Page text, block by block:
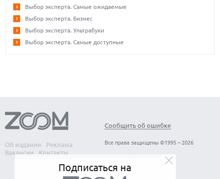
Выбор эксперта. Самые ожидаемые
Выбор эксперта. Бизнес
Выбор эксперта. Ультрабуки
Выбор эксперта. Самые доступные
Об издании
Реклама
Вакансии
Контакты
Сообщить об ошибке
Все права защищены ©1995 – 2026
Подписаться на